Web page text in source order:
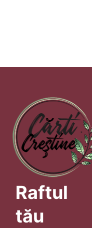
Raftul
tău